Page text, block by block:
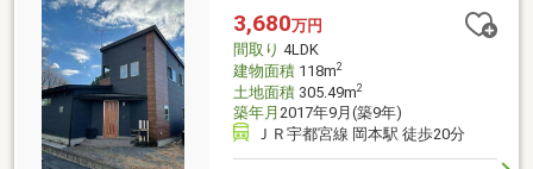
について安心して住宅購入できるよう最後までサポートいたしま
す！どんなお悩みにもお応えいたします！些細な事でもお気軽に
ご相談ください♪
3,680万円
間取り 4LDK
建物面積118m2
土地面積305.49m2
築年月 2017年9月(築9年)
ＪＲ宇都宮線 岡本駅 徒歩20分